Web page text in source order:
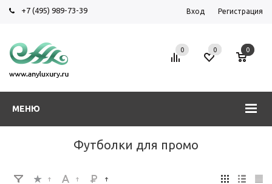
+7 (495) 989-73-39 Вход Регистрация
МЕНЮ
0 0 0
Футболки для промо